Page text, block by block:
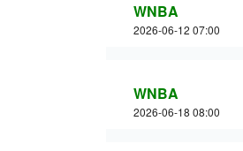
WNBA
2026-06-12 07:00
WNBA
2026-06-18 08:00